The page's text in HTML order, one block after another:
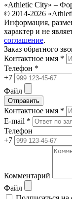
«Athletic City» –
© 2014-2026
Информация,
характер и не
соглашение.
Заказ обратного
Контактное имя *
Телефон *
+7
Файл
Отправить
Контактное имя *
E-mail *
Телефон
+7
Комментарий
Файл